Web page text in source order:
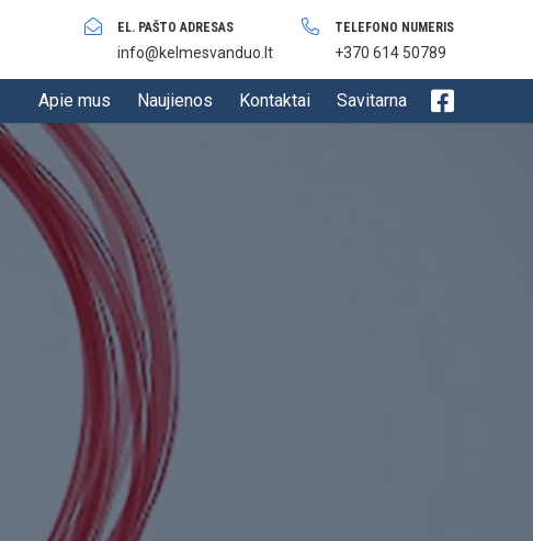
EL. PAŠTO ADRESAS
info@kelmesvanduo.lt
TELEFONO NUMERIS
+370 614 50789
Apie mus Naujienos Kontaktai Savitarna